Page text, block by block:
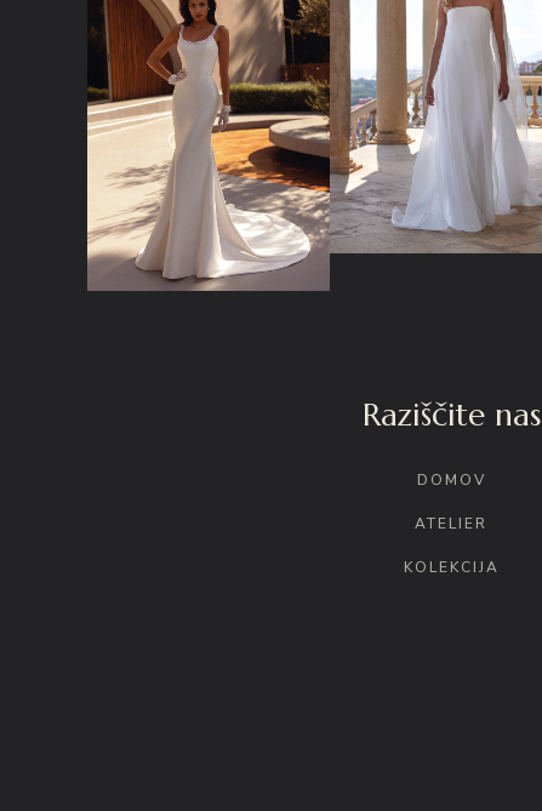
Raziščite nas
DOMOV
ATELIER
KOLEKCIJA